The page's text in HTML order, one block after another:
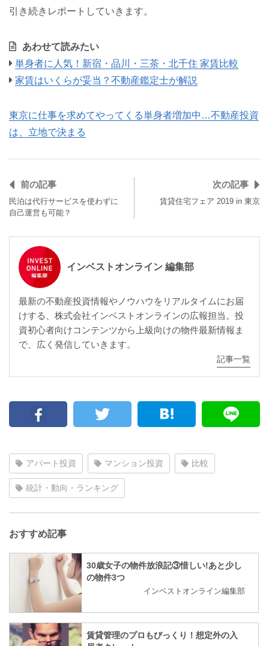
引き続きレポートしていきます。
あわせて読みたい
単身者に人気！新宿・品川・三茶・北千住 家賃比較
家賃はいくらが妥当？不動産鑑定士が解説
東京に仕事を求めてやってくる単身者増加中…不動産投資
は、立地で決まる
前の記事
民泊は代行サービスを使わずに
自己運営も可能？
次の記事
賃貸住宅フェア 2019 in 東京
インベストオンライン 編集部
最新の不動産投資情報やノウハウをリアルタイムにお届
けする、株式会社インベストオンラインの広報担当。投
資初心者向けコンテンツから上級向けの物件最新情報ま
で、広く発信していきます。
記事一覧
アパート投資 マンション投資 比較
統計・動向・ランキング
おすすめ記事
30歳女子の物件放浪記③惜しい!あと少し
の物件3つ
インベストオンライン編集部
賃貸管理のプロもびっくり！想定外の入